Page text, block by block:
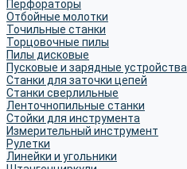
Перфораторы
Отбойные молотки
Точильные станки
Торцовочные пилы
Пилы дисковые
Пусковые и зарядные устройства
Станки для заточки цепей
Станки сверлильные
Ленточнопильные станки
Стойки для инструмента
Измерительный инструмент
Рулетки
Линейки и угольники